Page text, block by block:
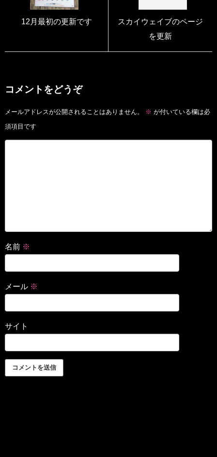
12月最初の更新です
スカイウェイブのページ
を更新
コメントをどうぞ
メールアドレスが公開されることはありません。 ※ が付いている欄は必
須項目です
名前 ※
メール ※
サイト